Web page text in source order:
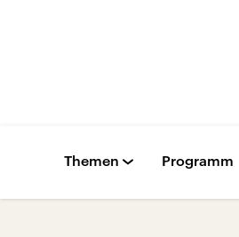
Themen Programm